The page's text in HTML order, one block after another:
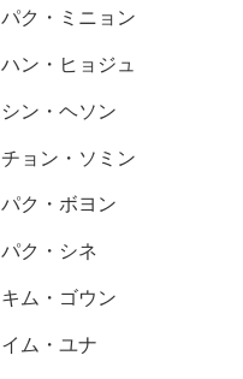
パク・ミニョン
ハン・ヒョジュ
シン・ヘソン
チョン・ソミン
パク・ボヨン
パク・シネ
キム・ゴウン
イム・ユナ